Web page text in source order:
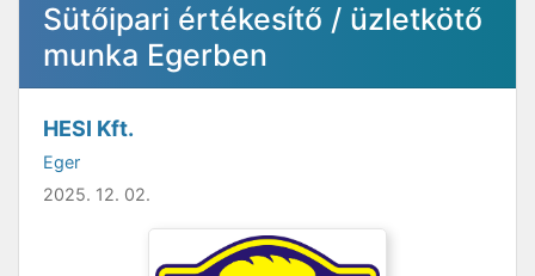
Sütőipari értékesítő / üzletkötő
munka Egerben
HESI Kft.
Eger
2025. 12. 02.